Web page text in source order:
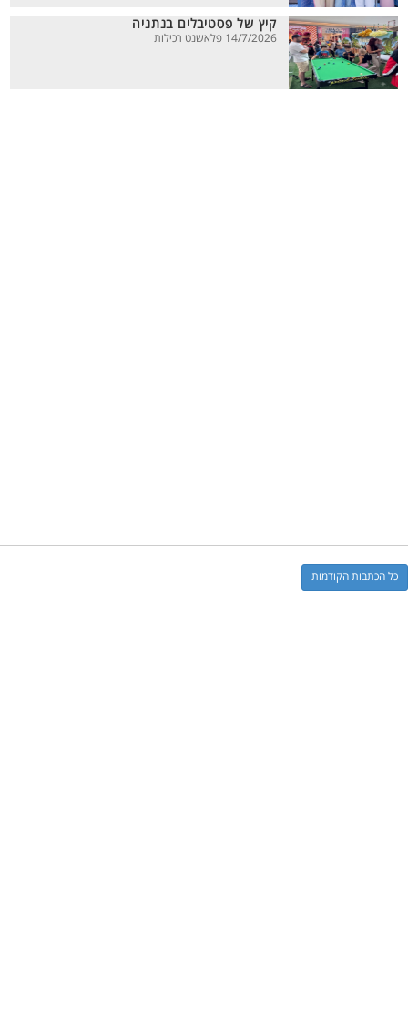
קיץ של פסטיבלים בנתניה
14/7/2026 פלאשנט רכילות
כל הכתבות הקודמות